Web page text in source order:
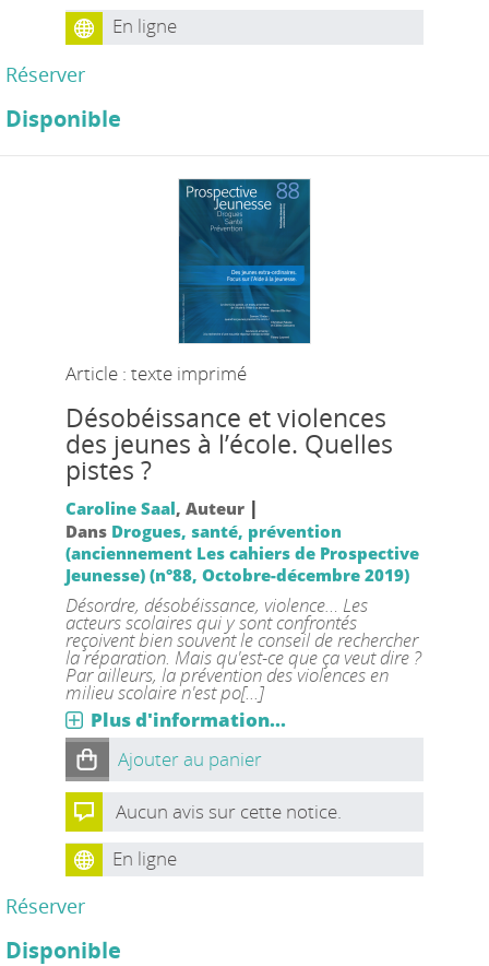
En ligne
Réserver
Disponible
Article : texte imprimé
Désobéissance et violences
des jeunes à l’école. Quelles
pistes ?
Caroline Saal, Auteur |
Dans Drogues, santé, prévention
(anciennement Les cahiers de Prospective
Jeunesse) (n°88, Octobre-décembre 2019)
Désordre, désobéissance, violence… Les
acteurs scolaires qui y sont confrontés
reçoivent bien souvent le conseil de rechercher
la réparation. Mais qu'est-ce que ça veut dire ?
Par ailleurs, la prévention des violences en
milieu scolaire n'est po[...]
Plus d'information...
Ajouter au panier
Aucun avis sur cette notice.
En ligne
Réserver
Disponible